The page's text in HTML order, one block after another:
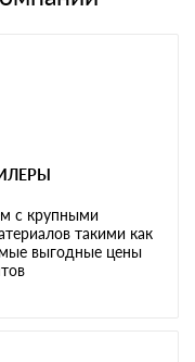
с крупными
такими как
выгодные цены